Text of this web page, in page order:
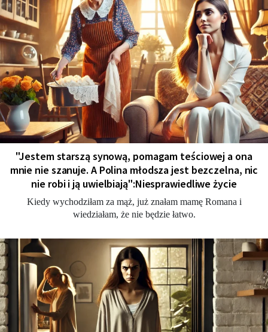
"Jestem starszą synową, pomagam teściowej a ona
mnie nie szanuje. A Polina młodsza jest bezczelna, nic
nie robi i ją uwielbiają":Niesprawiedliwe życie
Kiedy wychodziłam za mąż, już znałam mamę Romana i
wiedziałam, że nie będzie łatwo.